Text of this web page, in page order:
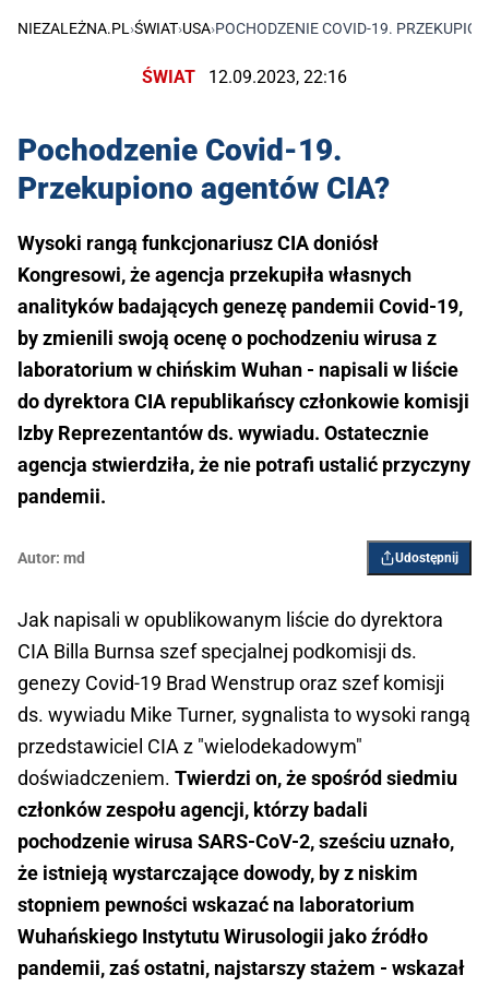
NIEZALEŻNA.PL ›ŚWIAT›USA›POCHODZENIE COVID-19.
ŚWIAT 12.09.2023, 22:16
Pochodzenie Covid-19.
Przekupiono agentów CIA?
Wysoki rangą funkcjonariusz CIA doniósł
Kongresowi, że agencja przekupiła własnych
analityków badających genezę pandemii Covid-19,
by zmienili swoją ocenę o pochodzeniu wirusa z
laboratorium w chińskim Wuhan - napisali w liście
do dyrektora CIA republikańscy członkowie komisji
Izby Reprezentantów ds. wywiadu. Ostatecznie
agencja stwierdziła, że nie potrafi ustalić przyczyny
pandemii.
Autor: md Udostępnij
Jak napisali w opublikowanym liście do dyrektora
CIA Billa Burnsa szef specjalnej podkomisji ds.
genezy Covid-19 Brad Wenstrup oraz szef komisji
ds. wywiadu Mike Turner, sygnalista to wysoki rangą
przedstawiciel CIA z "wielodekadowym"
doświadczeniem. Twierdzi on, że spośród siedmiu
członków zespołu agencji, którzy badali
pochodzenie wirusa SARS-CoV-2, sześciu uznało,
że istnieją wystarczające dowody, by z niskim
stopniem pewności wskazać na laboratorium
Wuhańskiego Instytutu Wirusologii jako źródło
pandemii, zaś ostatni, najstarszy stażem - wskazał